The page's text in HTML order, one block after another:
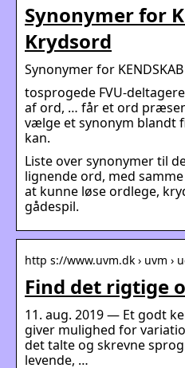
Synonymer for
Krydsord
Synonymer for KENDSKAB
tosprogede FVU-
af ord, … får et ord
vælge et synonym blandt
kan.
Liste over synonymer til
lignende ord, med
at kunne løse ordlege,
gådespil.
http s://www.uvm.dk › uvm ›
Find det rigtige
11. aug. 2019 — Et godt
giver mulighed for
det talte og skrevne
levende, …